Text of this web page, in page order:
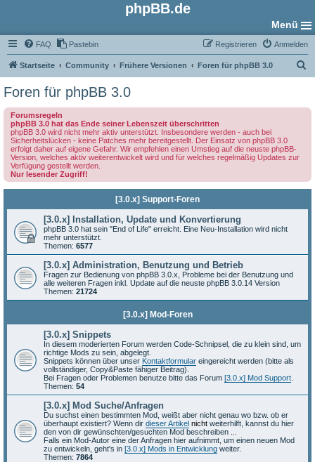
phpBB.de
Menü
FAQ Pastebin Anmelden
Registrieren
Startseite Community Frühere Versionen Foren für phpBB 3.0
Foren für phpBB 3.0
Forumsregeln
phpBB 3.0 hat das Ende seiner Lebenszeit überschritten
phpBB 3.0 wird nicht mehr aktiv unterstützt. Insbesondere werden - auch bei
Sicherheitslücken - keine Patches mehr bereitgestellt. Der Einsatz von phpBB 3.0
erfolgt daher auf eigene Gefahr. Wir empfehlen einen Umstieg auf die neuste phpBB-
Version, welches aktiv weiterentwickelt wird und für welches regelmäßig Updates zur
Verfügung gestellt werden.
Nur lesender Zugriff!
[3.0.x] Support-Foren
[3.0.x] Installation, Update und Konvertierung
phpBB 3.0 hat sein "End of Life" erreicht. Eine Neu-Installation wird nicht
mehr unterstützt.
Themen: 6577
[3.0.x] Administration, Benutzung und Betrieb
Fragen zur Bedienung von phpBB 3.0.x, Probleme bei der Benutzung und
alle weiteren Fragen inkl. Update auf die neuste phpBB 3.0.14 Version
Themen: 21724
[3.0.x] Mod-Foren
[3.0.x] Snippets
In diesem moderierten Forum werden Code-Schnipsel, die zu klein sind, um
richtige Mods zu sein, abgelegt.
Snippets können über unser Kontaktformular eingereicht werden (bitte als
vollständiger, Copy&Paste fähiger Beitrag).
Bei Fragen oder Problemen benutze bitte das Forum [3.0.x] Mod Support
Themen: 54
[3.0.x] Mod Suche/Anfragen
Du suchst einen bestimmten Mod, weißt aber nicht genau wo bzw. ob er
überhaupt existiert? Wenn dir dieser Artikel nicht weiterhilft, kannst du hier
den von dir gewünschten/gesuchten Mod beschreiben ...
Falls ein Mod-Autor eine der Anfragen hier aufnimmt, um einen neuen Mod
zu entwickeln, geht's in [3.0.x] Mods in Entwicklung weiter.
Themen: 7864